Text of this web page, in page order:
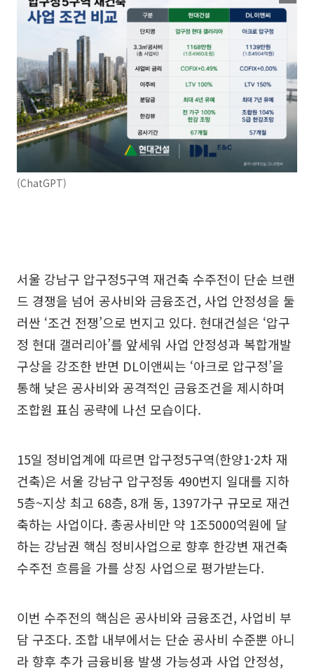
(ChatGPT)
서울 강남구 압구정5구역 재건축 수주전이 단순 브랜
드 경쟁을 넘어 공사비와 금융조건, 사업 안정성을 둘
러싼 ‘조건 전쟁’으로 번지고 있다. 현대건설은 ‘압구
정 현대 갤러리아’를 앞세워 사업 안정성과 복합개발
구상을 강조한 반면 DL이앤씨는 ‘아크로 압구정’을
통해 낮은 공사비와 공격적인 금융조건을 제시하며
조합원 표심 공략에 나선 모습이다.
15일 정비업계에 따르면 압구정5구역(한양1·2차 재
건축)은 서울 강남구 압구정동 490번지 일대를 지하
5층~지상 최고 68층, 8개 동, 1397가구 규모로 재건
축하는 사업이다. 총공사비만 약 1조5000억원에 달
하는 강남권 핵심 정비사업으로 향후 한강변 재건축
수주전 흐름을 가를 상징 사업으로 평가받는다.
이번 수주전의 핵심은 공사비와 금융조건, 사업비 부
담 구조다. 조합 내부에서는 단순 공사비 수준뿐 아니
라 향후 추가 금융비용 발생 가능성과 사업 안정성,